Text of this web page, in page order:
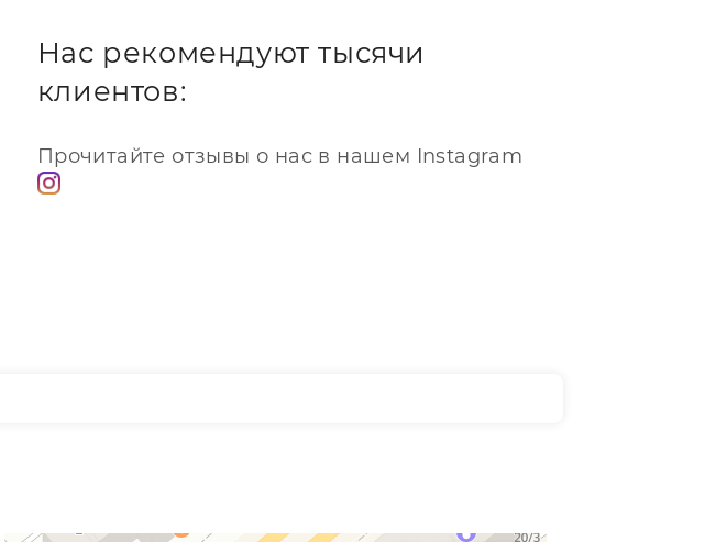
Нас рекомендуют тысячи
клиентов:
Прочитайте отзывы о нас в нашем Instagram